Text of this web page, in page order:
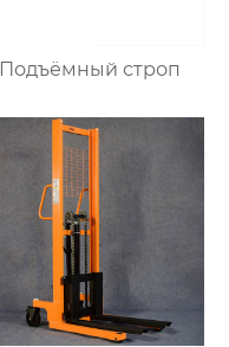
Подъёмный строп